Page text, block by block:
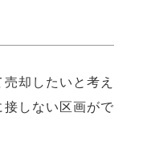
却したいと考え
しない区画がで